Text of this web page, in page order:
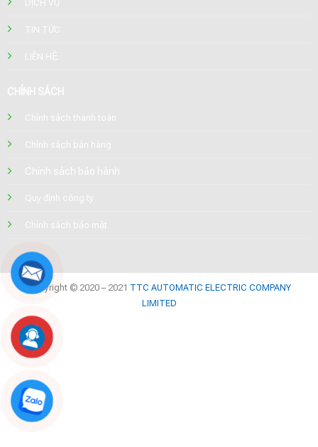
DỊCH VỤ
TIN TỨC
LIÊN HỆ
CHÍNH SÁCH
Chính sách thanh toán
Chính sách bán hàng
Chính sách bảo hành
Quy định công ty
Chính sách bảo mật
Copyright © 2020 – 2021 TTC AUTOMATIC ELECTRIC COMPANY
LIMITED